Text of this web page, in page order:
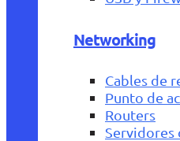
Networking
Cables de
Punto de
Routers
Servidores